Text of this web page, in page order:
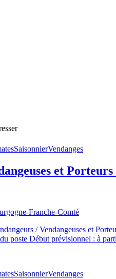
SaisonnierVendanges
et
Franche-Comté
/ Vendangeuses et
poste Début prévisionnel : à
SaisonnierVendanges